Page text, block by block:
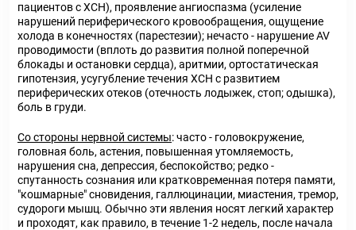
пациентов с ХСН), проявление ангиоспазма (усиление
нарушений периферического кровообращения, ощущение
холода в конечностях (парестезии); нечасто - нарушение AV
проводимости (вплоть до развития полной поперечной
блокады и остановки сердца), аритмии, ортостатическая
гипотензия, усугубление течения ХСН с развитием
периферических отеков (отечность лодыжек, стоп; одышка),
боль в груди.
Со стороны нервной системы: часто - головокружение,
головная боль, астения, повышенная утомляемость,
нарушения сна, депрессия, беспокойство; редко -
спутанность сознания или кратковременная потеря памяти,
"кошмарные" сновидения, галлюцинации, миастения, тремор,
судороги мышц. Обычно эти явления носят легкий характер
и проходят, как правило, в течение 1-2 недель, после начала